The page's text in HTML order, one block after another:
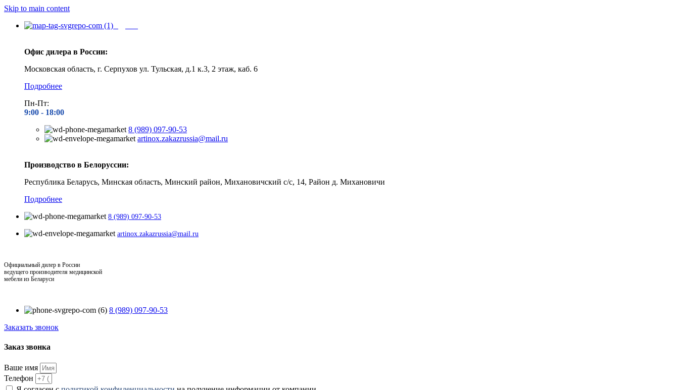
Skip to main content
Офис дилера в России:
Московская область, г. Серпухов ул. Тульская, д.1 к.3, 2 этаж, каб. 6
Подробнее
Пн-Пт:
9:00 - 18:00
8 (989) 097-90-53
artinox.zakazrussia@mail.ru
Производство в Белоруссии:
Республика Беларусь, Минская область, Минский район, Михановичский с/с, 14, Район д. Михановичи
Подробнее
8 (989) 097-90-53
artinox.zakazrussia@mail.ru
Официальный дилер в России
ведущего производителя медицинской
мебели из Беларуси
8 (989) 097-90-53
Заказать звонок
Заказ звонка
Ваше имя
Телефон